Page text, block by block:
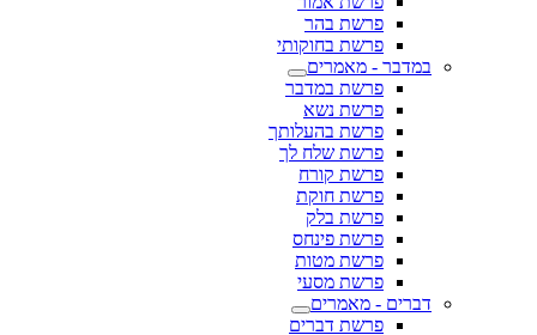
פרשת בהר
פרשת בחוקותי
במדבר - מאמרים
פרשת במדבר
פרשת נשא
פרשת בהעלותך
פרשת שלח לך
פרשת קורח
פרשת חוקת
פרשת בלק
פרשת פינחס
פרשת מטות
פרשת מסעי
דברים - מאמרים
פרשת דברים